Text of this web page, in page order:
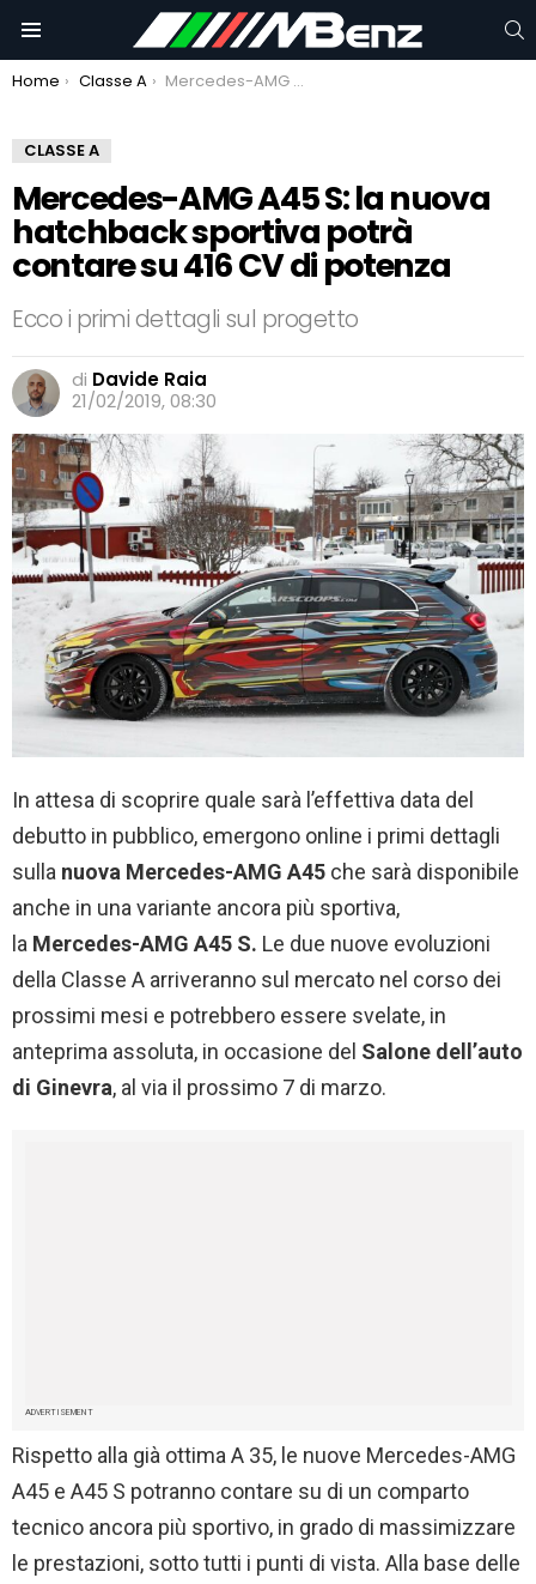
You are here:
Home Classe A Mercedes-AMG A45 S: la nuova hatchback sportiva potrà contare su 416 CV di potenza
CLASSE A
Mercedes-AMG A45 S: la nuova
hatchback sportiva potrà
contare su 416 CV di potenza
Ecco i primi dettagli sul progetto
di Davide Raia
21/02/2019, 08:30
In attesa di scoprire quale sarà l’effettiva data del
debutto in pubblico, emergono online i primi dettagli
sulla nuova Mercedes-AMG A45 che sarà disponibile
anche in una variante ancora più sportiva,
la Mercedes-AMG A45 S. Le due nuove evoluzioni
della Classe A arriveranno sul mercato nel corso dei
prossimi mesi e potrebbero essere svelate, in
anteprima assoluta, in occasione del Salone dell’auto
di Ginevra, al via il prossimo 7 di marzo.
ADVERTISEMENT
Rispetto alla già ottima A 35, le nuove Mercedes-AMG
A45 e A45 S potranno contare su di un comparto
tecnico ancora più sportivo, in grado di massimizzare
le prestazioni, sotto tutti i punti di vista. Alla base delle